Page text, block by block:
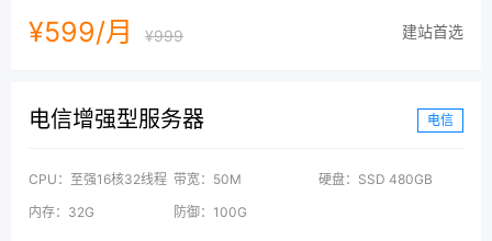
¥599/月 ¥999 建站首选
电信增强型服务器 电信
CPU：至强16核32线程 带宽：50M
硬盘：SSD 480GB
内存：32G
防御：100G